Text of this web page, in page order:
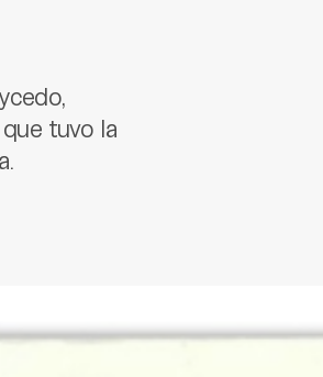
tuvo la